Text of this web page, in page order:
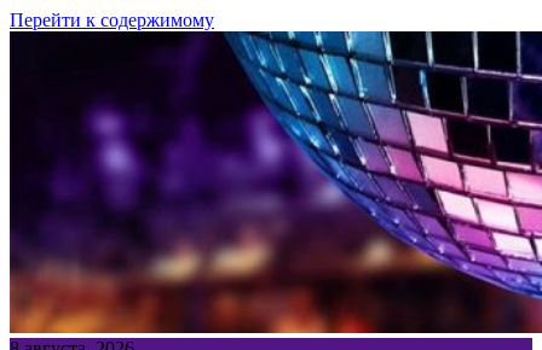
Перейти к содержимому